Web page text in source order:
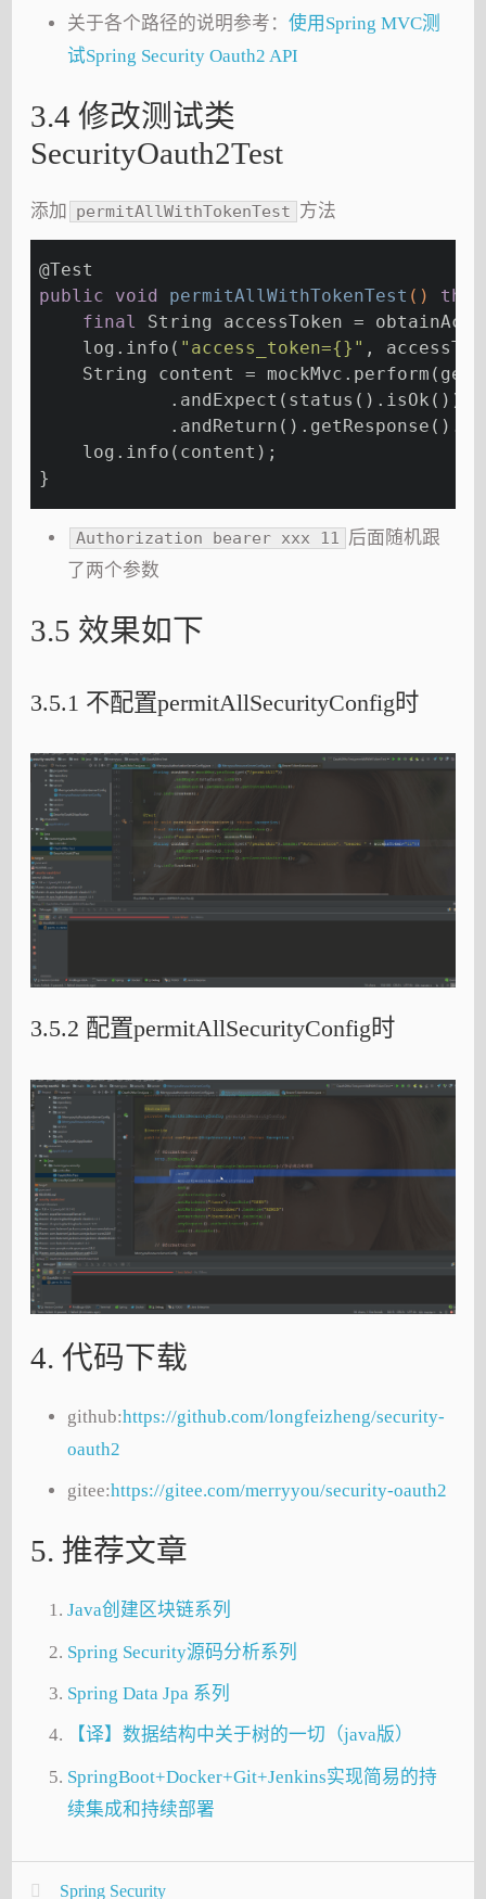
关于各个路径的说明参考： 使用Spring MVC测
试Spring Security Oauth2 API
3.4 修改测试类
SecurityOauth2Test
添加 permitAllWithTokenTest 方法
@Test
public
void permitAllWithTokenTest ()
final
String accessToken =
    log.info(
"access_token={}" ,
    String content = mockMvc.perform(get(
            .andExpect(status().isOk())
    log.info(content);
}
Authorization bearer xxx 11 后面随机跟
了两个参数
3.5 效果如下
3.5.1 不配置permitAllSecurityConfig时
3.5.2 配置permitAllSecurityConfig时
4. 代码下载
github:https://github.com/longfeizheng/security-
oauth2
gitee:https://gitee.com/merryyou/security-oauth2
5. 推荐文章
Java创建区块链系列
Spring Security源码分析系列
Spring Data Jpa 系列
【译】数据结构中关于树的一切（java版）
SpringBoot+Docker+Git+Jenkins实现简易的持
续集成和持续部署
Spring Security